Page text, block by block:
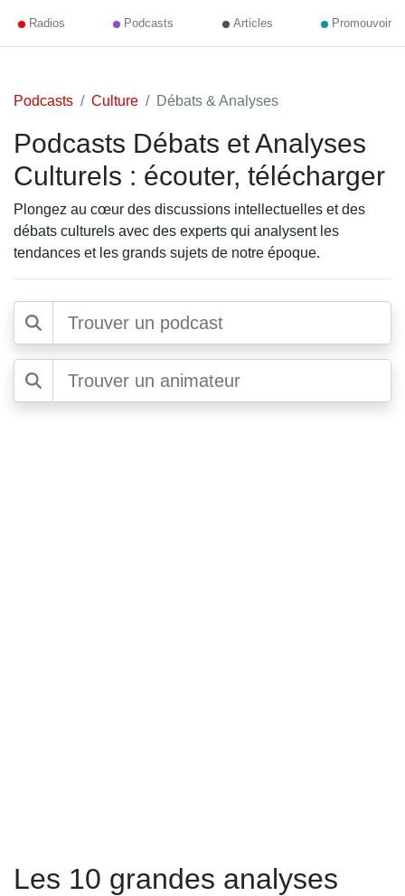
Radios Podcasts Articles Promouvoir
Podcasts Culture Débats & Analyses
Podcasts Débats et Analyses
Culturels : écouter, télécharger
Plongez au cœur des discussions intellectuelles et des
débats culturels avec des experts qui analysent les
tendances et les grands sujets de notre époque.
Les 10 grandes analyses